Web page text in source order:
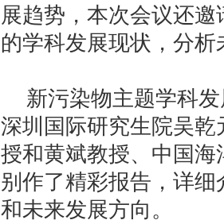
展趋势，本次会议还
的学科发展现状，分
新污染物主题学科
深圳国际研究生院吴
授和黄斌教授、中国
别作了精彩报告，详
和未来发展方向。